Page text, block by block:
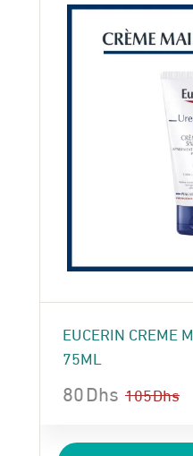
EUCERIN CREME
75ML
105Dhs
prix
80Dhs
prix